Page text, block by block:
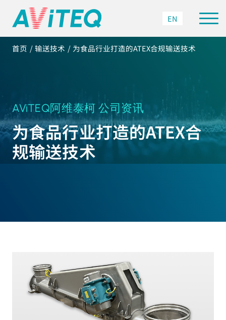
EN
首页 输送技术 为食品行业打造的ATEX合规输送技术
AViTEQ阿维泰柯 公司资讯
为食品行业打造的ATEX合
规输送技术